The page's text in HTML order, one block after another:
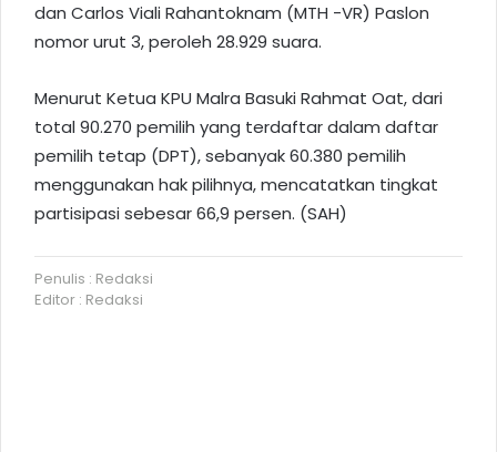
dan Carlos Viali Rahantoknam (MTH -VR) Paslon
nomor urut 3, peroleh 28.929 suara.
Menurut Ketua KPU Malra Basuki Rahmat Oat, dari
total 90.270 pemilih yang terdaftar dalam daftar
pemilih tetap (DPT), sebanyak 60.380 pemilih
menggunakan hak pilihnya, mencatatkan tingkat
partisipasi sebesar 66,9 persen. (SAH)
Penulis : Redaksi
Editor : Redaksi